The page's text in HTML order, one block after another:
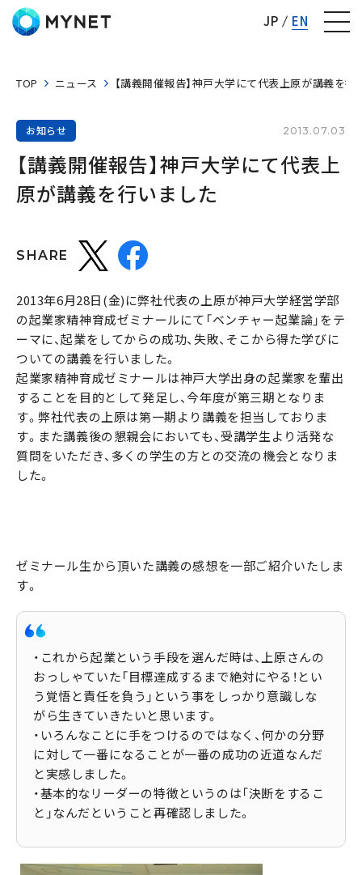
JP EN
TOP ニュース 【講義開催報告】神戸大学にて代表上原が講義を行
お知らせ 2013.07.03
【講義開催報告】神戸大学にて代表上
原が講義を行いました
SHARE
2013年6月28日(‌金)に弊社代表の上原が神戸大学経営学部
の起業家精神育成ゼミナールにて「ベンチャー起業論」をテ
ーマに、起業をしてからの成功、失敗、そこから得た学びに
ついての講義を行いました。
起業家精神育成ゼミナールは神戸大学出身の起業家を輩出
することを目的として発足し、今年度が第三期となりま
す。弊社代表の上原は第一期より講義を担当しておりま
す。また講義後の懇親会においても、受講学生より活発な
質問をいただき、多くの学生の方との交流の機会となりま
した。
ゼミナール生から頂いた講義の感想を一部ご紹介いたしま
す。
・これから起業という手段を選んだ時は、上原さんの
おっしゃていた「目標達成するまで絶対にやる！とい
う覚悟と責任を負う」という事をしっかり意識しな
がら生きていきたいと思います。
・いろんなことに手をつけるのではなく、何かの分野
に対して一番になることが一番の成功の近道なんだ
と実感しました。
・基本的なリーダーの特徴というのは「決断をするこ
と」なんだということ再確認しました。